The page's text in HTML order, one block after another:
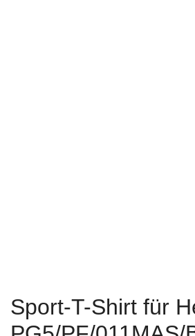
Sport-T-Shirt für